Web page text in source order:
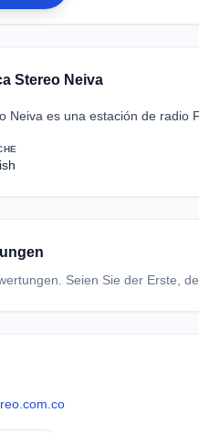
Stereo Neiva
Neiva es una estación de radio
Seien Sie der Erste,